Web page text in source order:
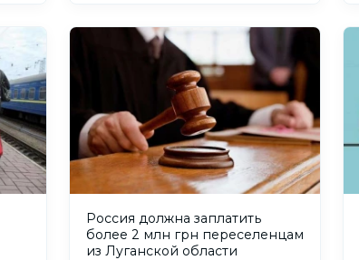
Россия должна заплатить
более 2 млн грн переселенцам
из Луганской области